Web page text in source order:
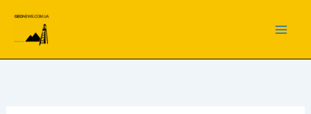
вмісту